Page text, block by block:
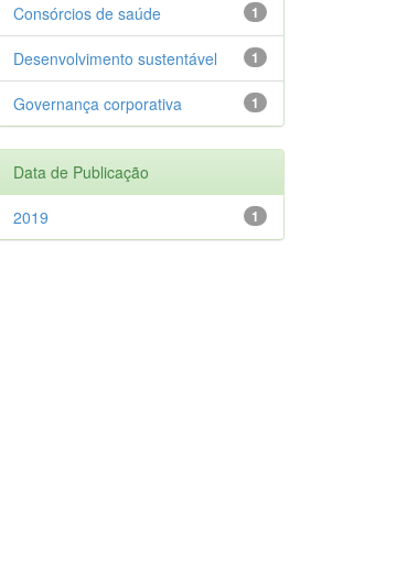
1
Consórcios de saúde
1
Desenvolvimento sustentável
1
Governança corporativa
Data de Publicação
1
2019